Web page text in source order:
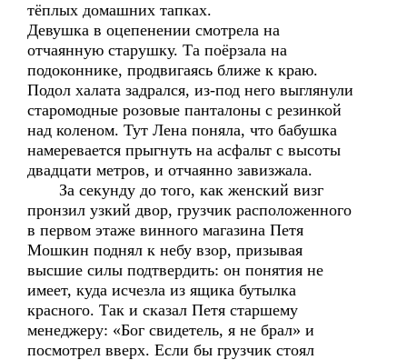
тёплых домашних тапках.
Девушка в оцепенении смотрела на
отчаянную старушку. Та поёрзала на
подоконнике, продвигаясь ближе к краю.
Подол халата задрался, из-под него выглянули
старомодные розовые панталоны с резинкой
над коленом. Тут Лена поняла, что бабушка
намеревается прыгнуть на асфальт с высоты
двадцати метров, и отчаянно завизжала.
За секунду до того, как женский визг
пронзил узкий двор, грузчик расположенного
в первом этаже винного магазина Петя
Мошкин поднял к небу взор, призывая
высшие силы подтвердить: он понятия не
имеет, куда исчезла из ящика бутылка
красного. Так и сказал Петя старшему
менеджеру: «Бог свидетель, я не брал» и
посмотрел вверх. Если бы грузчик стоял